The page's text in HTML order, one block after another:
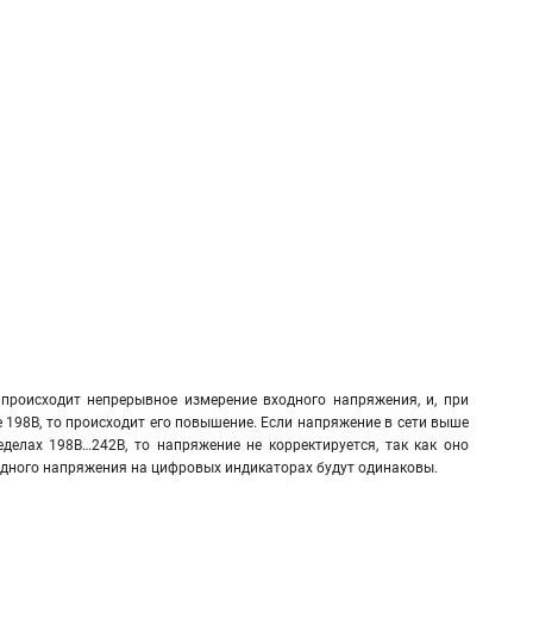
непрерывное измерение входного напряжения, и, при
то происходит его повышение. Если напряжение в сети выше
198В…242В, то напряжение не корректируется, так как оно
напряжения на цифровых индикаторах будут одинаковы.